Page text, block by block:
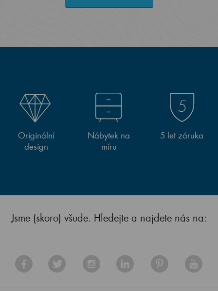
Originální
design
Nábytek na
míru
5 let záruka
Jsme (skoro) všude. Hledejte a najdete nás na: